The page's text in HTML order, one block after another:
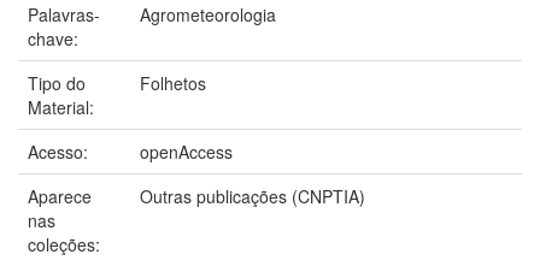
Palavras-
chave:
Agrometeorologia
Tipo do
Material:
Folhetos
Acesso:
openAccess
Aparece
nas
coleções:
Outras publicações (CNPTIA)